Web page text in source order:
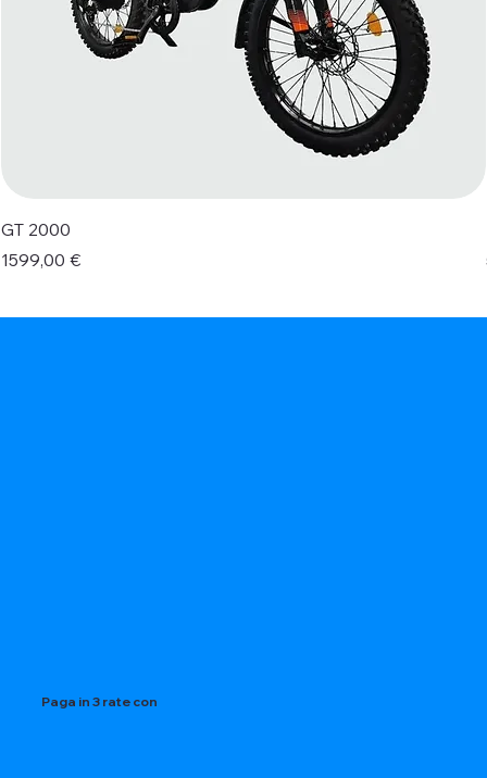
GT 2000
Prezzo
1599,00 €
Paga in 3 rate con